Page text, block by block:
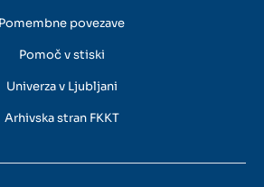
Pomembne povezave
Pomoč v stiski
Univerza v Ljubljani
Arhivska stran FKKT